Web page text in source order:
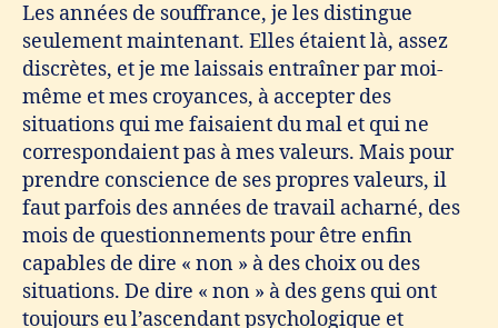
Les années de souffrance, je les distingue
seulement maintenant. Elles étaient là, assez
discrètes, et je me laissais entraîner par moi-
même et mes croyances, à accepter des
situations qui me faisaient du mal et qui ne
correspondaient pas à mes valeurs. Mais pour
prendre conscience de ses propres valeurs, il
faut parfois des années de travail acharné, des
mois de questionnements pour être enfin
capables de dire « non » à des choix ou des
situations. De dire « non » à des gens qui ont
toujours eu l’ascendant psychologique et